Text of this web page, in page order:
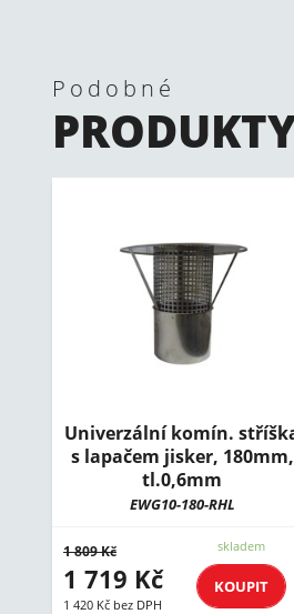
Podobné
Univerzální komín.
s lapačem jisker, 180mm,
tl.0,6mm
EWG10-180-RHL
1 809 Kč
1 719 Kč
1 420 Kč bez DPH
skladem
KOUPIT